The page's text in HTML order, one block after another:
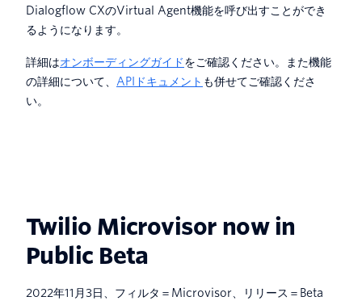
Dialogflow CXのVirtual Agent機能を呼び出すことができ
るようになります。
詳細はオンボーディングガイドをご確認ください。また機能
の詳細について、 APIドキュメント も併せてご確認くださ
い。
Twilio Microvisor now in
Public Beta
2022年11月3日、フィルタ＝Microvisor、リリース＝Beta